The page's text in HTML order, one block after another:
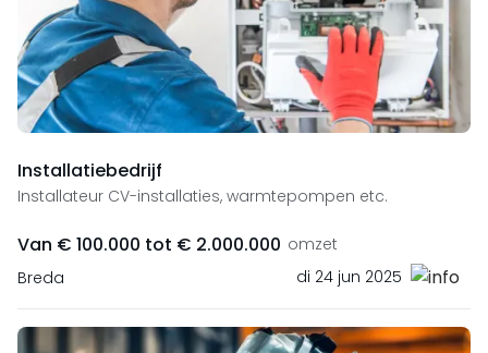
Installatiebedrijf
Installateur CV-installaties, warmtepompen etc.
Van € 100.000 tot € 2.000.000 omzet
Breda
di 24 jun 2025